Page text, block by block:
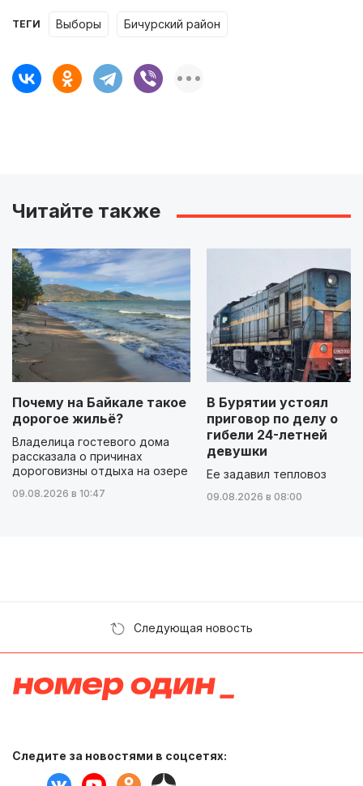
ТЕГИ выборы бичурский район
Читайте также
Почему на Байкале такое
дорогое жильё?
Владелица гостевого дома
рассказала о причинах
дороговизны отдыха на озере
09.08.2026 в 10:47
В Бурятии устоял
приговор по делу о
гибели 24-летней
девушки
Ее задавил тепловоз
09.08.2026 в 08:00
Следующая новость
Следите за новостями в соцсетях: